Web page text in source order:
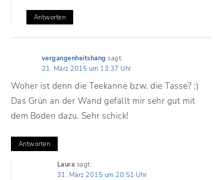
Antworten
vergangenheitshang sagt:
21. März 2015 um 13:37 Uhr
Woher ist denn die Teekanne bzw. die Tasse? :)
Das Grün an der Wand gefällt mir sehr gut mit
dem Boden dazu. Sehr schick!
Antworten
Laura sagt:
31. März 2015 um 20:51 Uhr